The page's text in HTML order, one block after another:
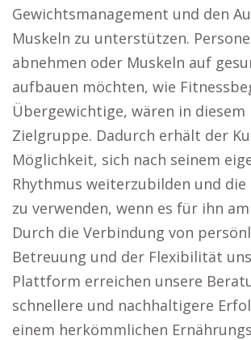
Gewichtsmanagement und den
Muskeln zu unterstützen.
abnehmen oder Muskeln auf
aufbauen möchten, wie
Übergewichtige, wären in diesem
Zielgruppe. Dadurch erhält der
Möglichkeit, sich nach seinem
Rhythmus weiterzubilden und die
zu verwenden, wenn es für ihn
Durch die Verbindung von
Betreuung und der Flexibilität
Plattform erreichen unsere
schnellere und nachhaltigere
einem herkömmlichen